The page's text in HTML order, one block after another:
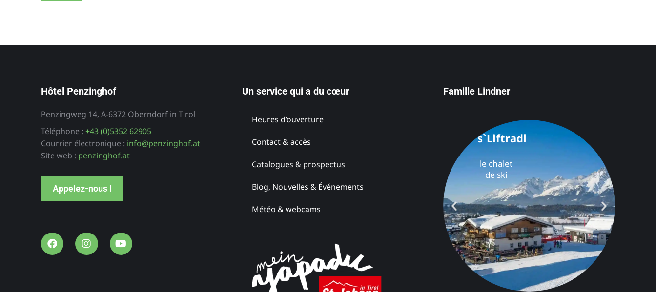
Hôtel Penzinghof
Penzingweg 14, A-6372 Oberndorf in Tirol
Téléphone : +43 (0)5352 62905
Courrier électronique : info@penzinghof.at
Site web : penzinghof.at
Appelez-nous !
Un service qui a du cœur
Heures d’ouverture
Contact & accès
Catalogues & prospectus
Blog, Nouvelles & Événements
Météo & webcams
Famille Lindner
Hôtel
Örtlerhof
s`Liftradl
le chalet
de ski